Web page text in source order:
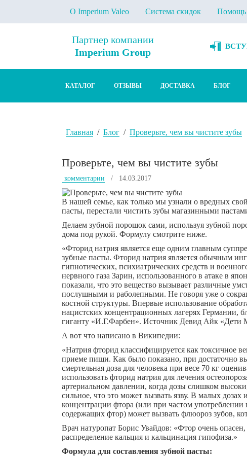
О Imperium Valeo Система скидок Помощь
Партнер компании
Imperium Group
КАТАЛОГ ОТЗЫВЫ ДОСТАВКА БЛОГ
Главная / Блог / Проверьте, чем вы чистите зубы
Проверьте, чем вы чистите зубы
комментарии / 14.03.2017
В нашей семье, как только мы узнали о вредных
пасты, перестали чистить зубы магазинными
Делаем зубной порошок сами, используя зубной
дома под рукой. Формулу смотрите ниже.
«Фторид натрия является еще одним главным
зубные пасты. Фторид натрия является обычным
гипнотических, психиатрических средств и
нервного газа Зарин, использованного в атаке в
показали, что это вещество вызывает различные
послушными и раболепными. Не говоря уже о
костной структуры. Впервые использование
нацистских концентрационных лагерях Германии,
гиганту «И.Г.Фарбен». Источник Девид Айк «Дети
А вот что написано в Википедии:
«Натрия фторид классифицируется как токсичное
приеме пищи. Как было показано, при достаточно
смертельная доза для человека при весе 70 кг
использовать фторид натрия для лечения
артериальном давлении, когда дозы слишком
сильное, что это может вызвать язву. В малых
концентрации фтора (или при частом
содержащих фтор) может вызвать флюороз зубов,
Врач натуропат Борис Увайдов: «Фтор очень
распределение кальция и кальцинация гипофиза.»
Формула для составления зубной пасты: